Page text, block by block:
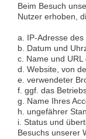
Beim Besuch
Nutzer erhoben,
a. IP-Adresse des
b. Datum und
c. Name und URL
d. Website, von
e. verwendeter
f. ggf. das
g. Name Ihres
h. ungefährer
i. Status und
Besuchs unserer